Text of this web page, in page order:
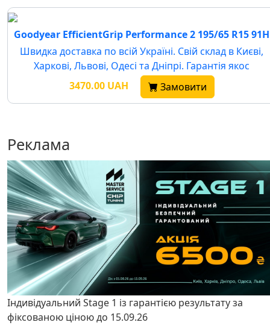
Goodyear EfficientGrip Performance 2 195/65 R15 91H
Швидка доставка по всій Україні. Свій склад в Києві,
Харкові, Львові, Одесі та Дніпрі. Гарантія якос
3470.00 UAH
Замовити
Реклама
Індивідуальний Stage 1 із гарантією результату за
фіксованою ціною до 15.09.26